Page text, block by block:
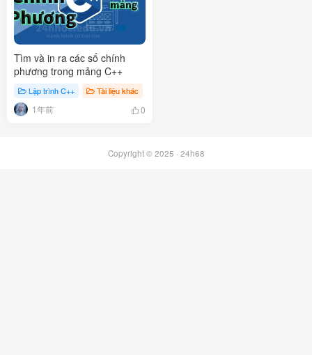
Tìm và in ra các số chính
phương trong mảng C++
Lập trình C++ Tài liệu khác
1年前 0
Copyright © 2025 · 24h68